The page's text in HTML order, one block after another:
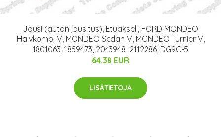
Jousi (auton jousitus), Etuakseli, FORD MONDEO
Halvkombi V, MONDEO Sedan V, MONDEO Turnier V,
1801063, 1859473, 2043948, 2112286, DG9C-5
64.38 EUR
LISÄTIETOJA